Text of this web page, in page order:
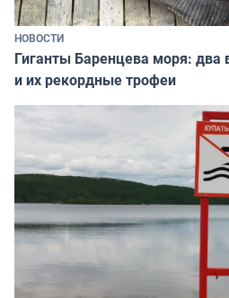
НОВОСТИ
Гиганты Баренцева моря: два
и их рекордные трофеи